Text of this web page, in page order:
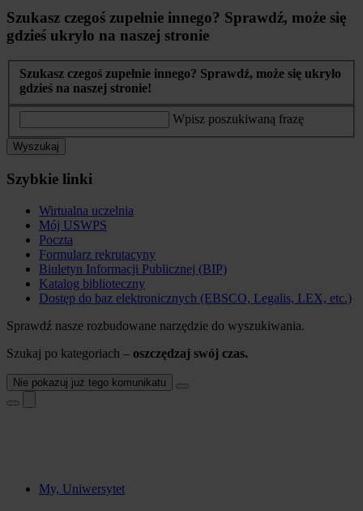
Szukasz czegoś zupełnie innego? Sprawdź, może się
gdzieś ukryło na naszej stronie
Szukasz czegoś zupełnie innego? Sprawdź, może się ukryło
gdzieś na naszej stronie!
Wpisz poszukiwaną frazę
Wyszukaj
Szybkie linki
Wirtualna uczelnia
Mój USWPS
Poczta
Formularz rekrutacyny
Biuletyn Informacji Publicznej (BIP)
Katalog biblioteczny
Dostęp do baz elektronicznych (EBSCO, Legalis, LEX, etc.)
Sprawdź nasze rozbudowane narzędzie do wyszukiwania.
Szukaj po kategoriach – oszczędzaj swój czas.
Nie pokazuj już tego komunikatu
My, Uniwersytet